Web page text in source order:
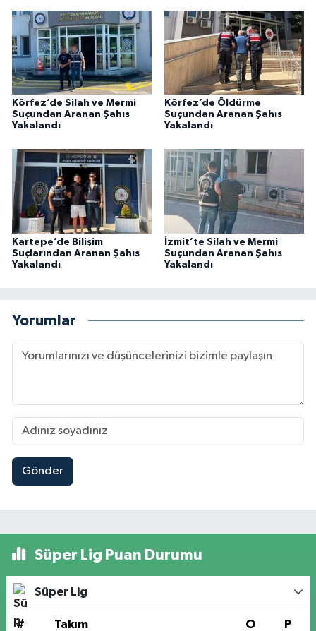
Körfez’de Silah ve Mermi
Suçundan Aranan Şahıs
Yakalandı
Körfez’de Öldürme
Suçundan Aranan Şahıs
Yakalandı
Kartepe’de Bilişim
Suçlarından Aranan Şahıs
Yakalandı
İzmit’te Silah ve Mermi
Suçundan Aranan Şahıs
Yakalandı
Yorumlar
Gönder
Süper Lig Puan Durumu
Süper Lig
# Takım O P